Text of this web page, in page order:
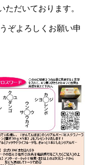
ただいております。
ぞよろしくお願い申